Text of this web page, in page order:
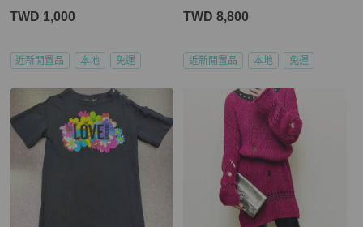
TWD 1,000
近新閒置品 本地 免運
TWD 8,800
近新閒置品 本地 免運